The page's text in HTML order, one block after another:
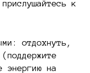
к
отдохнуть,
энергию на